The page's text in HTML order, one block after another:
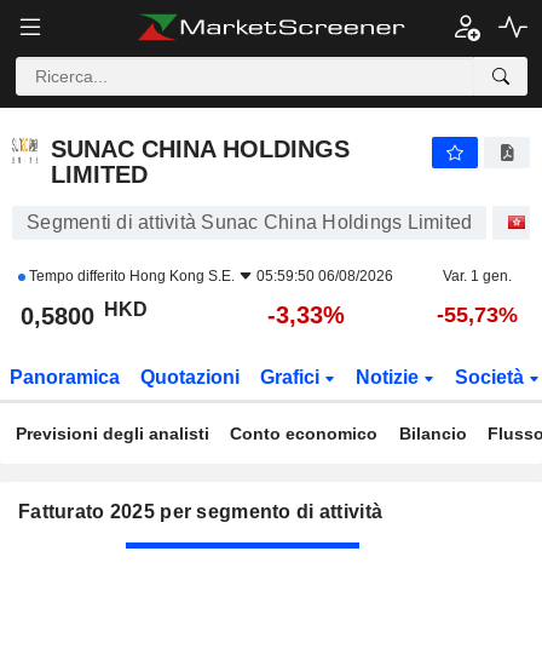
SUNAC CHINA HOLDINGS
LIMITED
Segmenti di attività Sunac China Holdings Limited
Tempo differito Hong Kong S.E. 05:59:50 06/08/2026 Var. 1 gen.
0,5800 HKD -3,33% -55,73%
Panoramica Quotazioni Grafici Notizie Società
Previsioni degli analisti Conto economico Bilancio
Fatturato 2025 per segmento di attività